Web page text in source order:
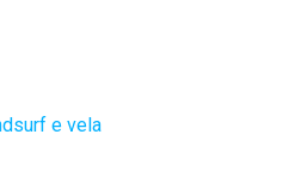
e vela